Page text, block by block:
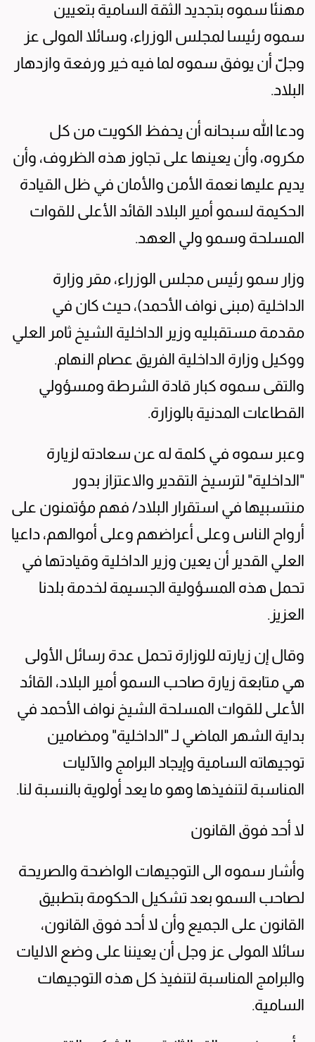
مهنئا سموه بتجديد الثقة السامية بتعيين
سموه رئيسا لمجلس الوزراء، وسائلا المولى عز
وجلّ أن يوفق سموه لما فيه خير ورفعة وازدهار
البلاد.
ودعا الله سبحانه أن يحفظ الكويت من كل
مكروه، وأن يعينها على تجاوز هذه الظروف، وأن
يديم عليها نعمة الأمن والأمان في ظل القيادة
الحكيمة لسمو أمير البلاد القائد الأعلى للقوات
المسلحة وسمو ولي العهد.
وزار سمو رئيس مجلس الوزراء، مقر وزارة
الداخلية (مبنى نواف الأحمد)، حيث كان في
مقدمة مستقبليه وزير الداخلية الشيخ ثامر العلي
ووكيل وزارة الداخلية الفريق عصام النهام.
والتقى سموه كبار قادة الشرطة ومسؤولي
القطاعات المدنية بالوزارة.
وعبر سموه في كلمة له عن سعادته لزيارة
"الداخلية" لترسيخ التقدير والاعتزاز بدور
منتسبيها في استقرار البلاد/ فهم مؤتمنون على
أرواح الناس وعلى أعراضهم وعلى أموالهم، داعيا
العلي القدير أن يعين وزير الداخلية وقيادتها في
تحمل هذه المسؤولية الجسيمة لخدمة بلدنا
العزيز.
وقال إن زيارته للوزارة تحمل عدة رسائل الأولى
هي متابعة زيارة صاحب السمو أمير البلاد، القائد
الأعلى للقوات المسلحة الشيخ نواف الأحمد في
بداية الشهر الماضي لـ "الداخلية" ومضامين
توجيهاته السامية وإيجاد البرامج والآليات
المناسبة لتنفيذها وهو ما يعد أولوية بالنسبة لنا.
لا أحد فوق القانون
وأشار سموه الى التوجيهات الواضحة والصريحة
لصاحب السمو بعد تشكيل الحكومة بتطبيق
القانون على الجميع وأن لا أحد فوق القانون،
سائلا المولى عز وجل أن يعيننا على وضع الاليات
والبرامج المناسبة لتنفيذ كل هذه التوجيهات
السامية.